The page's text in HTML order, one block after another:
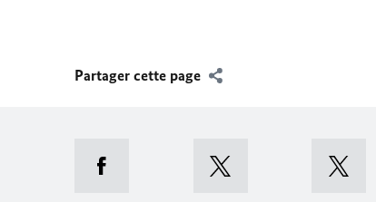
Partager cette page